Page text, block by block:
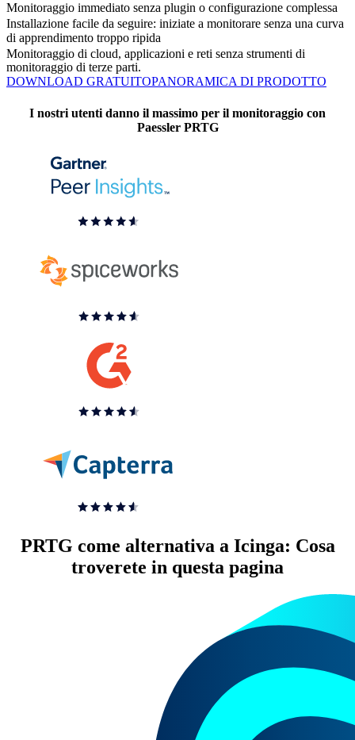
Monitoraggio immediato senza plugin o configurazione complessa
Installazione facile da seguire: iniziate a monitorare senza una curva
di apprendimento troppo ripida
Monitoraggio di cloud, applicazioni e reti senza strumenti di
monitoraggio di terze parti.
DOWNLOAD GRATUITOPANORAMICA DI PRODOTTO
I nostri utenti danno il massimo per il monitoraggio con
Paessler PRTG
PRTG come alternativa a Icinga: Cosa
troverete in questa pagina